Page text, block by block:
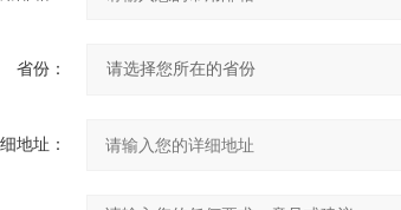
省份：
地址：